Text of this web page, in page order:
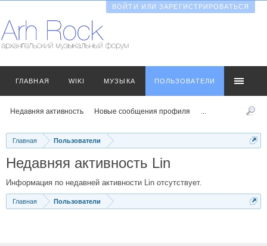
ВОЙТИ ИЛИ ЗАРЕГИСТРИРОВАТЬСЯ
Главная Пользователи
Недавняя активность Lin
Информация по недавней активности Lin отсутствует.
Главная Пользователи
ГЛАВНАЯ WIKI МУЗЫКА ПОЛЬЗОВАТЕЛИ
Недавняя активность Новые сообщения профиля ...